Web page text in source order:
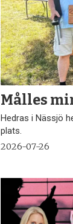
Målles
Hedras i Nässjö
plats.
2026-07-26